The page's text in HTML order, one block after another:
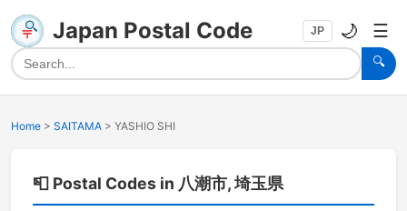
Japan Postal Code
🔍
JP 🌙 ☰
Home > SAITAMA > YASHIO SHI
📮 Postal Codes in 八潮市, 埼玉県